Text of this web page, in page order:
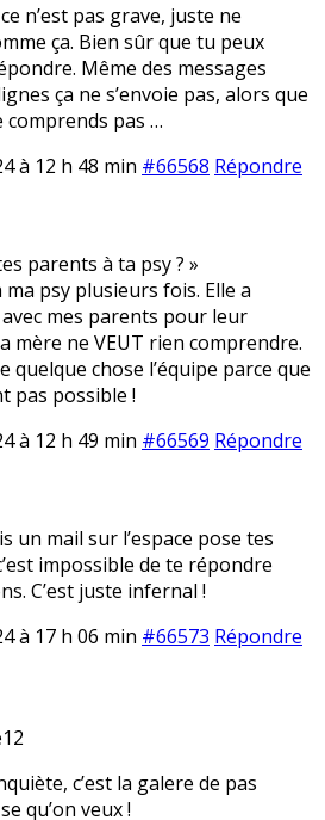
n’est pas grave, juste ne
ça. Bien sûr que tu peux
Même des messages
ça ne s’envoie pas, alors que
comprends pas …
à 12 h 48 min #66568 Répondre
parents à ta psy ? »
ma psy plusieurs fois. Elle a
mes parents pour leur
mère ne VEUT rien comprendre.
quelque chose l’équipe parce que
pas possible !
à 12 h 49 min #66569 Répondre
un mail sur l’espace pose tes
impossible de te répondre
C’est juste infernal !
à 17 h 06 min #66573 Répondre
c’est la galere de pas
qu’on veux !